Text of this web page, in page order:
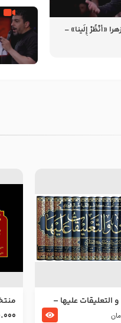
«أُنْظُرْ إِلَینا» –
1405
التعليقات عليها –